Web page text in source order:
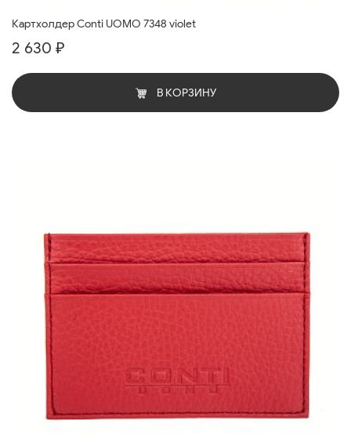
Картхолдер Conti UOMO 7348 violet
2 630 ₽
В КОРЗИНУ